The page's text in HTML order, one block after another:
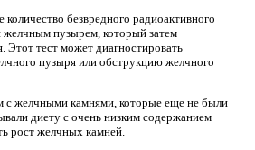
безвредного радиоактивного
желчным пузырем, который затем
Этот тест может диагностировать
пузыря или обструкцию желчного
с желчными камнями, которые еще не были
диету с очень низким содержанием
рост желчных камней.